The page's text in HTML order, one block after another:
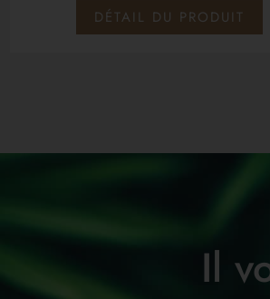
DÉTAIL DU PRODUIT
Il